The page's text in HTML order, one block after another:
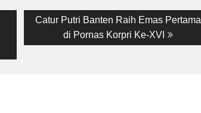
Next
Catur Putri Banten Raih Emas Pertama
di Pornas Korpri Ke-XVI